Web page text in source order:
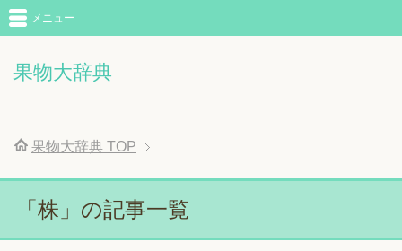
果物大辞典
メニュー
果物大辞典 TOP
「株」の記事一覧